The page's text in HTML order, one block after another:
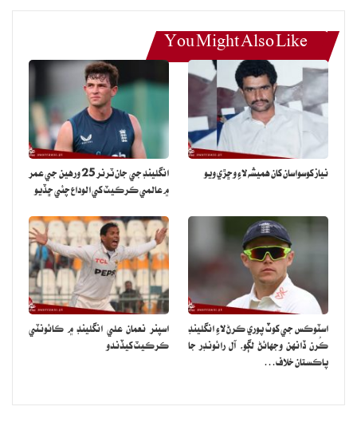
You Might Also Like
نياز کوسواسان کان هميشه لاءِ وڇڙي ويو
انگلينڊ جي جان ٽرنر 25 ورهين جي عمر
۾ عالمي ڪرڪيٽ کي الوداع چئي ڇڏيو
اسٽوڪس جي کوٽ پوري ڪرڻ لاءِ انگلينڊ
ڪُرن ڏانهن وجهائڻ لڳو، آل رائونڊر جا
پاڪستان خلاف…
اسپنر نعمان علي انگلينڊ ۾ ڪائونٽي
ڪرڪيٽ کيڏندو